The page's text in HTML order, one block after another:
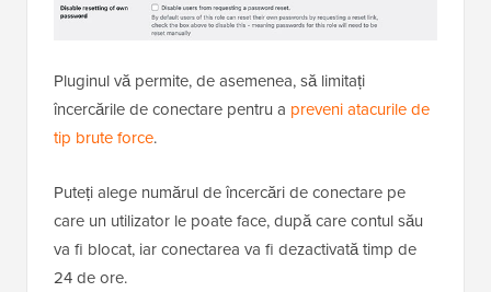
Pluginul vă permite, de asemenea, să limitați
încercările de conectare pentru a preveni atacurile de
tip brute force.
Puteți alege numărul de încercări de conectare pe
care un utilizator le poate face, după care contul său
va fi blocat, iar conectarea va fi dezactivată timp de
24 de ore.